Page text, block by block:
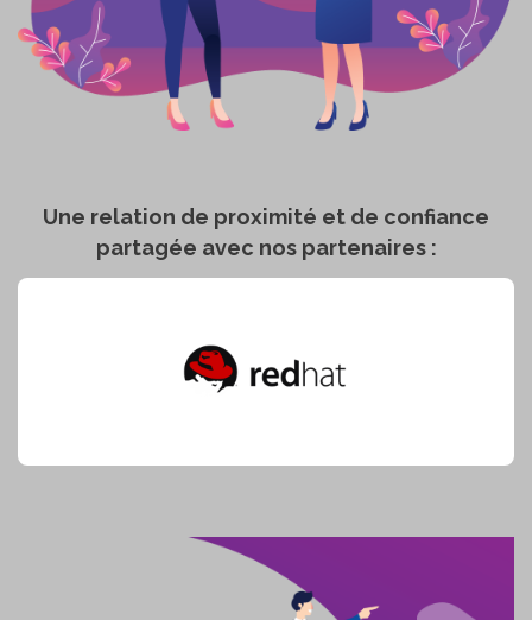
Une relation de proximité et de confiance
partagée avec nos partenaires :